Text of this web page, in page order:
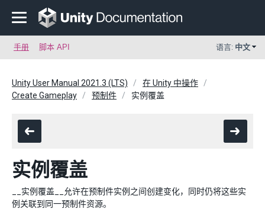
手册 脚本 API 语言: 中文
Unity User Manual 2021.3 (LTS)
在 Unity 中操作
Create Gameplay
预制件 实例覆盖
实例覆盖
__实例覆盖__允许在预制件实例之间创建变化，同时仍将这些实
例关联到同一预制件资源。